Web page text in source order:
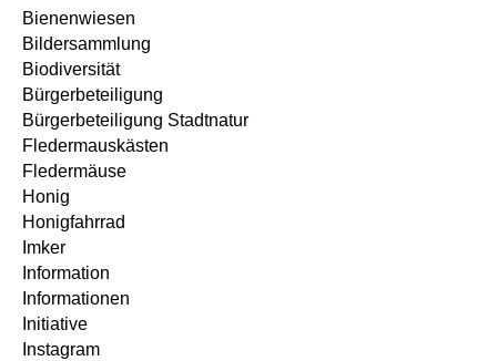
Bienenwiesen
Bildersammlung
Biodiversität
Bürgerbeteiligung
Bürgerbeteiligung Stadtnatur
Fledermauskästen
Fledermäuse
Honig
Honigfahrrad
Imker
Information
Informationen
Initiative
Instagram